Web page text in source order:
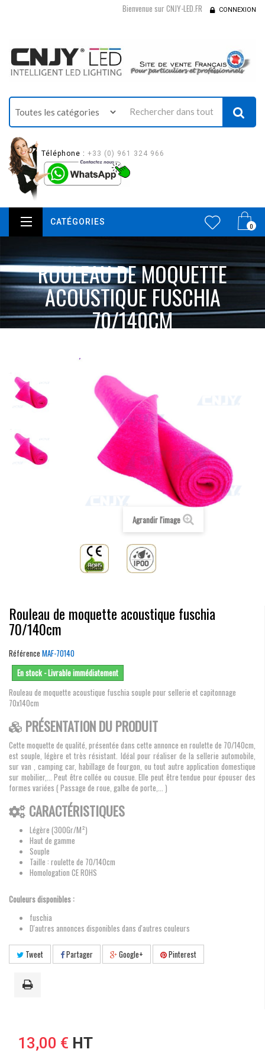
Bienvenue sur CNJY-LED.FR CONNEXION
Téléphone : +33 (0) 961 324 966
0
CATÉGORIES
ROULEAU DE MOQUETTE
ACOUSTIQUE FUSCHIA
70/140CM
MOQUETTE ACOUSTIQUE
Agrandir l'image
Rouleau de moquette acoustique fuschia
70/140cm
Référence MAF-70140
En stock - Livrable immédiatement
Rouleau de moquette acoustique fuschia souple pour sellerie et capitonnage
70x140cm
PRÉSENTATION DU PRODUIT
Cette moquette de qualité, présentée dans cette annonce en roulette de 70/140cm,
est souple, légère et très résistant. Idéal pour réaliser de la sellerie automobile,
sur van , camping car, habillage de fourgon, ou tout autre application domestique
sur mobilier,... Peut être collée ou cousue. Elle peut être tendue pour épouser des
formes variées ( Passage de roue, galbe de porte,... )
CARACTÉRISTIQUES
Légère (300Gr/M²)
Haut de gamme
Souple
Taille : roulette de 70/140cm
Homologation CE ROHS
Couleurs disponibles :
fuschia
D'autres annonces disponibles dans d'autres couleurs
Tweet Partager Google+ Pinterest
13,00 € HT